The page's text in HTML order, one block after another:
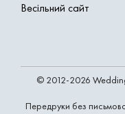
Весільний сайт
© 2012-2026
Передруки без